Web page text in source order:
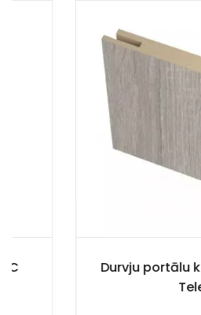
Durvju portālu